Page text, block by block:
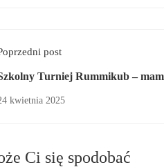
post
Turniej Rummikub –
kwietnia 2025
Ci się spodobać